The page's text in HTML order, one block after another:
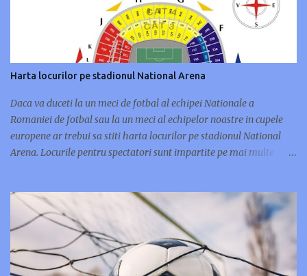
Harta locurilor pe stadionul National Arena
Daca va duceti la un meci de fotbal al echipei Nationale a
Romaniei de fotbal sau la un meci al echipelor noastre in cupele
europene ar trebui sa stiti harta locurilor pe stadionul National
Arena. Locurile pentru spectatori sunt impartite pe mai multe
inelul 2 al stadionului, dar la tribuna) si categoria a 3-a si a 4-a
care se afla in peluze. National Arena - Schema locuri stadion
Peluza I Nord - intrare Str. Pierre de Coubertin (Bilete Categorie 3
si Categorie 4) - acces Poarta H si Poarta G Peluza II Sud - intrare
Bd. Basarabia (Bilete Categorie 3 si Categorie 4) - acces Poarta B si